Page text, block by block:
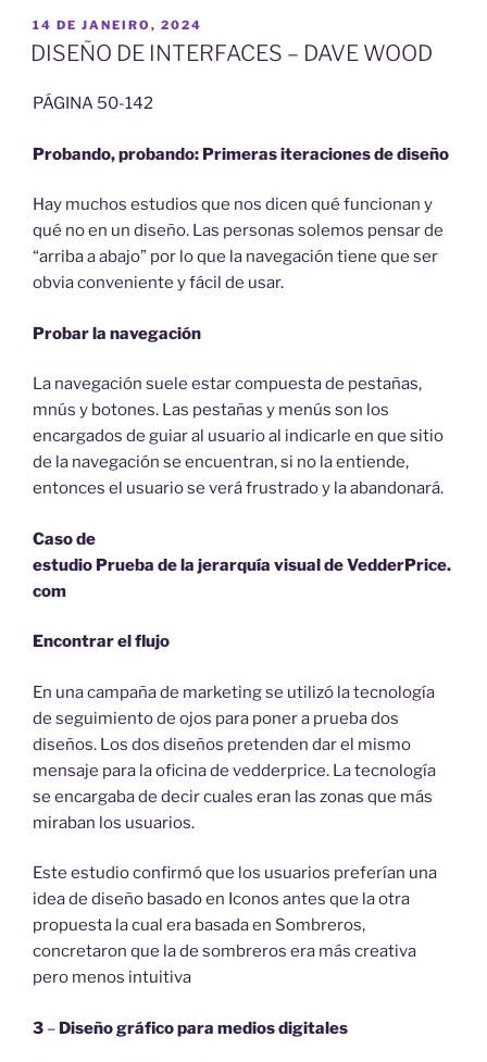
PUBLICADO
EM
14 DE JANEIRO, 2024
DISEÑO DE INTERFACES – DAVE WOOD
PÁGINA 50-142
Probando, probando: Primeras iteraciones de diseño
Hay muchos estudios que nos dicen qué funcionan y
qué no en un diseño. Las personas solemos pensar de
“arriba a abajo” por lo que la navegación tiene que ser
obvia conveniente y fácil de usar.
Probar la navegación
La navegación suele estar compuesta de pestañas,
mnús y botones. Las pestañas y menús son los
encargados de guiar al usuario al indicarle en que sitio
de la navegación se encuentran, si no la entiende,
entonces el usuario se verá frustrado y la abandonará.
Caso de
estudio Prueba de la jerarquía visual de VedderPrice.
com
Encontrar el flujo
En una campaña de marketing se utilizó la tecnología
de seguimiento de ojos para poner a prueba dos
diseños. Los dos diseños pretenden dar el mismo
mensaje para la oficina de vedderprice. La tecnología
se encargaba de decir cuales eran las zonas que más
miraban los usuarios.
Este estudio confirmó que los usuarios preferían una
idea de diseño basado en Iconos antes que la otra
propuesta la cual era basada en Sombreros,
concretaron que la de sombreros era más creativa
pero menos intuitiva
3 – Diseño gráfico para medios digitales